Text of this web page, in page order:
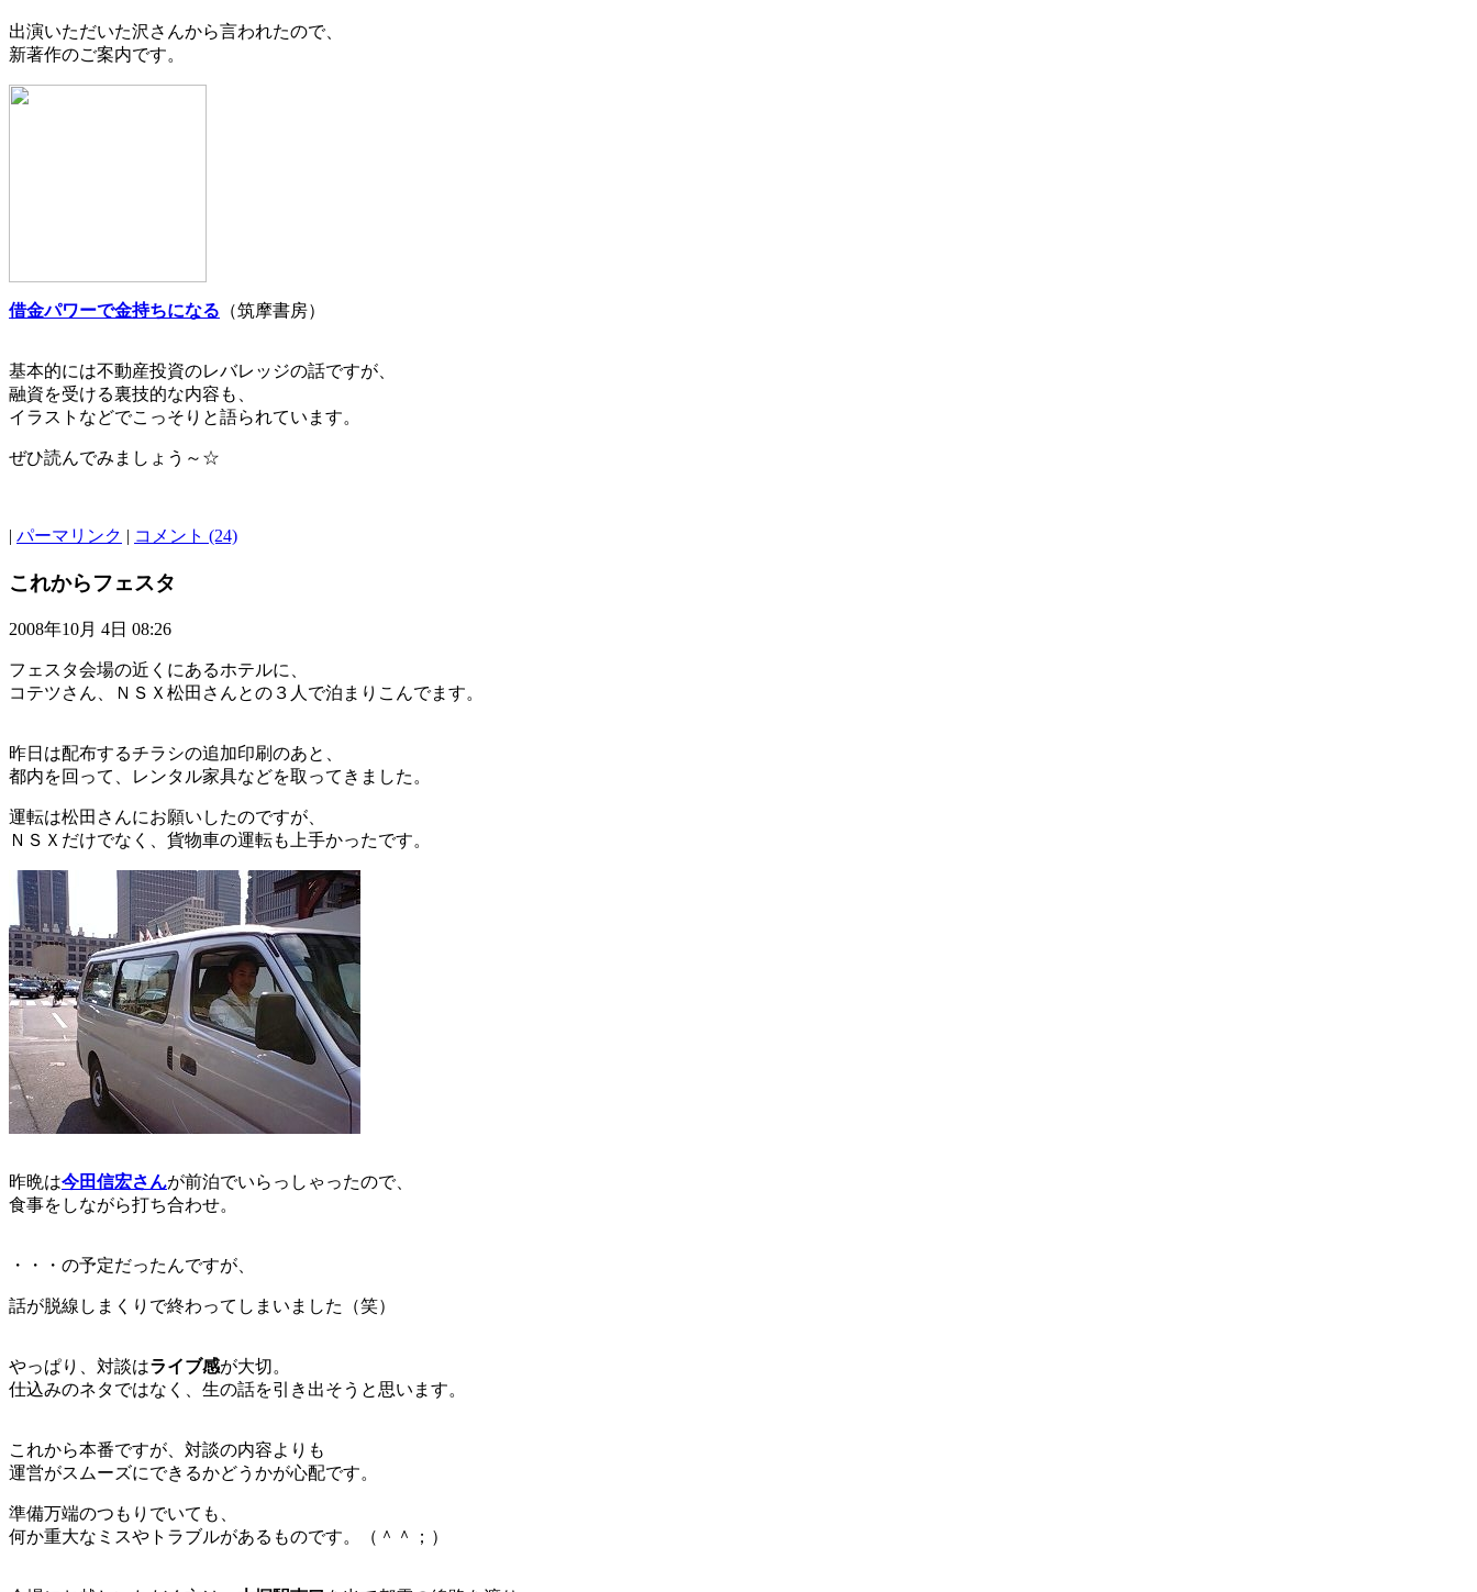
出演いただいた沢さんから言われたので、
新著作のご案内です。
借金パワーで金持ちになる （筑摩書房）
基本的には不動産投資のレバレッジの話ですが、
融資を受ける裏技的な内容も、
イラストなどでこっそりと語られています。
ぜひ読んでみましょう～☆
| パーマリンク | コメント (24)
これからフェスタ
2008年10月 4日 08:26
フェスタ会場の近くにあるホテルに、
コテツさん、ＮＳＸ松田さんとの３人で泊まりこんでます。
昨日は配布するチラシの追加印刷のあと、
都内を回って、レンタル家具などを取ってきました。
運転は松田さんにお願いしたのですが、
ＮＳＸだけでなく、貨物車の運転も上手かったです。
昨晩は今田信宏さんが前泊でいらっしゃったので、
食事をしながら打ち合わせ。
・・・の予定だったんですが、
話が脱線しまくりで終わってしまいました（笑）
やっぱり、対談はライブ感が大切。
仕込みのネタではなく、生の話を引き出そうと思います。
これから本番ですが、対談の内容よりも
運営がスムーズにできるかどうかが心配です。
準備万端のつもりでいても、
何か重大なミスやトラブルがあるものです。（＾＾；）